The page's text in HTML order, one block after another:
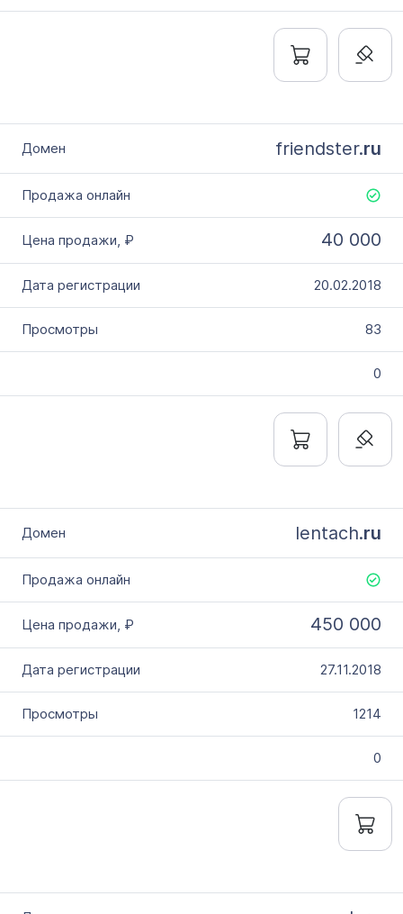
friendster.ru
40 000
20.02.2018
83
0
lentach.ru
450 000
27.11.2018
1214
0